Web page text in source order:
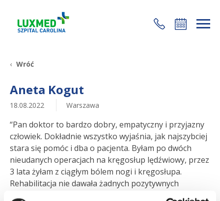
+48 22 35 58 200
Wróć
Aneta Kogut
18.08.2022 Warszawa
“Pan doktor to bardzo dobry, empatyczny i przyjazny
człowiek. Dokładnie wszystko wyjaśnia, jak najszybciej
stara się pomóc i dba o pacjenta. Byłam po dwóch
nieudanych operacjach na kręgosłup lędźwiowy, przez
3 lata żyłam z ciągłym bólem nogi i kręgosłupa.
Rehabilitacja nie dawała żadnych pozytywnych
efektów. Czułam się coraz gorzej. Pan doktor